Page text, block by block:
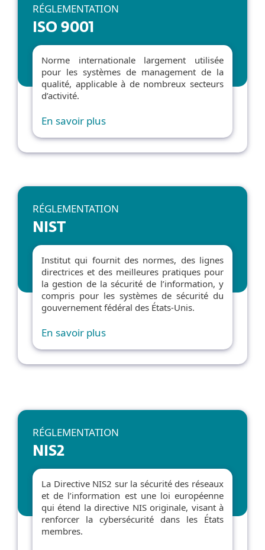
RÉGLEMENTATION
ISO 9001
Norme internationale largement utilisée
pour les systèmes de management de la
qualité, applicable à de nombreux secteurs
d’activité.
En savoir plus
RÉGLEMENTATION
NIST
Institut qui fournit des normes, des lignes
directrices et des meilleures pratiques pour
la gestion de la sécurité de l’information, y
compris pour les systèmes de sécurité du
gouvernement fédéral des États-Unis.
En savoir plus
RÉGLEMENTATION
NIS2
La Directive NIS2 sur la sécurité des réseaux
et de l’information est une loi européenne
qui étend la directive NIS originale, visant à
renforcer la cybersécurité dans les États
membres.